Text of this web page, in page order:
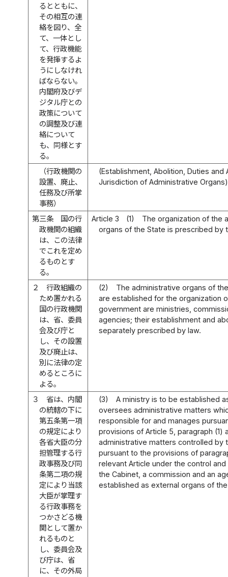
るとともに、
その相互の連
絡を図り、全
て、一体とし
て、行政機能
を発揮するよ
うにしなけれ
ばならない。
内閣府及びデ
ジタル庁との
政策について
の調整及び連
絡について
も、同様とす
る。
（行政機関の
設置、廃止、
任務及び所掌
事務）
(Establishment, Abolition, Duties and
Jurisdiction of Administrative Organs)
第三条
国の行
政機関の組織
は、この法律
でこれを定め
るものとす
る。
Article 3 (1)
The organization of the
organs of the State is prescribed by
２
行政組織の
ため置かれる
国の行政機関
は、省、委員
会及び庁と
し、その設置
及び廃止は、
別に法律の定
めるところに
よる。
(2)
The administrative organs of
are established for the organization
government are ministries,
agencies; their establishment and
separately prescribed by law.
３
省は、内閣
の統轄の下に
第五条第一項
の規定により
各省大臣の分
担管理する行
政事務及び同
条第二項の規
定により当該
大臣が掌理す
る行政事務を
つかさどる機
関として置か
れるものと
し、委員会及
び庁は、省
に、その外局
(3)
A ministry is to be established
oversees administrative matters
responsible for and manages
provisions of Article 5, paragraph (1)
administrative matters controlled by
pursuant to the provisions of
relevant Article under the control
the Cabinet, a commission and an
established as external organs of